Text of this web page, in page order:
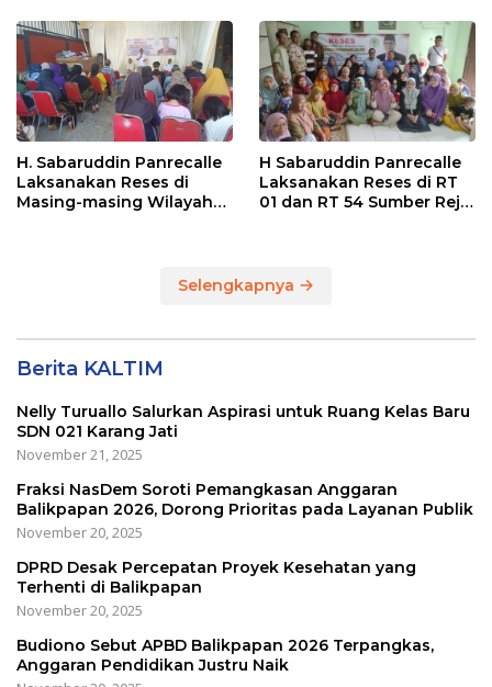
Sepinggan Raya
Balikpapan
Balikpapan
H. Sabaruddin Panrecalle
Laksanakan Reses di
Masing-masing Wilayah
H Sabaruddin Panrecalle
Laksanakan Reses di RT
01 dan RT 54 Sumber Rejo
Selengkapnya
Berita KALTIM
Nelly Turuallo Salurkan Aspirasi untuk Ruang Kelas Baru
SDN 021 Karang Jati
November 21, 2025
Fraksi NasDem Soroti Pemangkasan Anggaran
Balikpapan 2026, Dorong Prioritas pada Layanan Publik
November 20, 2025
DPRD Desak Percepatan Proyek Kesehatan yang
Terhenti di Balikpapan
November 20, 2025
Budiono Sebut APBD Balikpapan 2026 Terpangkas,
Anggaran Pendidikan Justru Naik